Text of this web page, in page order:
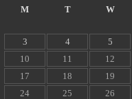
M
T W
3
4 5
10
11 12
17
18 19
24
25 26